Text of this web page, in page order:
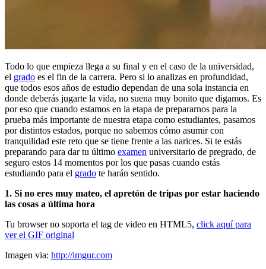
Todo lo que empieza llega a su final y en el caso de la universidad,
el grado es el fin de la carrera. Pero si lo analizas en profundidad,
que todos esos años de estudio dependan de una sola instancia en
donde deberás jugarte la vida, no suena muy bonito que digamos. Es
por eso que cuando estamos en la etapa de prepararnos para la
prueba más importante de nuestra etapa como estudiantes, pasamos
por distintos estados, porque no sabemos cómo asumir con
tranquilidad este reto que se tiene frente a las narices. Si te estás
preparando para dar tu último examen universitario de pregrado, de
seguro estos 14 momentos por los que pasas cuando estás
estudiando para el grado te harán sentido.
1. Si no eres muy mateo, el apretón de tripas por estar haciendo
las cosas a última hora
Tu browser no soporta el tag de video en HTML5, click aquí para
ver el GIF original
Imagen via: http://imgur.com